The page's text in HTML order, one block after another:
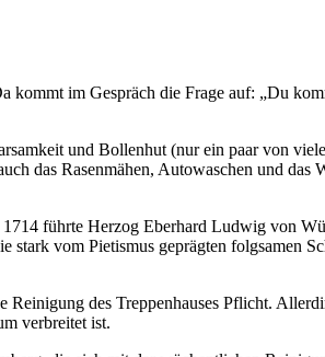
im Gespräch die Frage auf: „Du
und Bollenhut (nur ein paar von
das Rasenmähen, Autowaschen und
führte Herzog Eberhard Ludwig von
vom Pietismus geprägten folgsamen
des Treppenhauses Pflicht.
verbreitet ist.